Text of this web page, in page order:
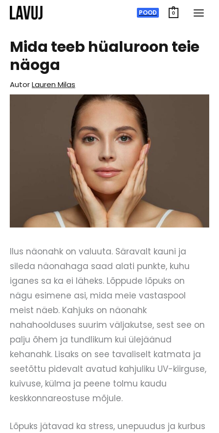
Skip
POOD 0
Mida teeb hüaluroon teie
näoga
AutorLauren Milas
Ilus näonahk on valuuta. Säravalt kauni ja
sileda näonahaga saad alati punkte, kuhu
iganes sa ka ei läheks. Lõppude lõpuks on
nägu esimene asi, mida meie vastaspool
meist näeb. Kahjuks on näonahk
nahahoolduses suurim väljakutse, sest see on
palju õhem ja tundlikum kui ülejäänud
kehanahk. Lisaks on see tavaliselt katmata ja
seetõttu pidevalt avatud kahjuliku UV-kiirguse,
kuivuse, külma ja peene tolmu kaudu
keskkonnareostuse mõjule.
Lõpuks jätavad ka stress, unepuudus ja kurbus